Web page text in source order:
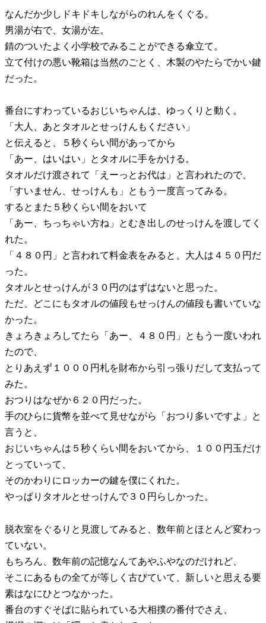
なんだか少しドキドキしながらのれんをくぐる。
男湯が右で、女湯が左。
錆のついたよく小学校でみることができる傘立て。
立て付けの悪い靴箱は当然のごとく、木製のやたらでかい鍵
だった。
番台にすわっているおじいちゃんは、ゆっくりと動く。
「大人、あとタオルとせっけんもください」
と伝えると、５秒くらい間があってから
「あー、はいはい」とタオルに手をかける。
タオルだけ渡されて「えーっとお代は」と言われたので、
「すいません、せっけんも」ともう一度言ってみる。
するとまた５秒くらい間をおいて
「あー、ちっちゃい方ね」とむき出しのせっけんを渡してく
れた。
「４８０円」と言われて料金表をみると、大人は４５０円だ
った。
タオルとせっけんが３０円のはずはないと思った。
ただ、どこにもタオルの値段もせっけんの値段も書いていな
かった。
きょろきょろしてたら「あー、４８０円」ともう一度いわれ
たので、
とりあえず１０００円札を財布から引っ張りだして支払って
みた。
おつりはなぜか６２０円だった。
手のひらに貨幣を並べて見せながら「おつり多いですよ」と
言うと、
おじいちゃんは５秒くらい間をおいてから、１００円玉だけ
とっていって、
そのかわりにロッカーの鍵を僕にくれた。
やっぱりタオルとせっけんで３０円らしかった。
脱衣室をぐるりと見渡してみると、数年前とほとんど変わっ
ていない。
もちろん、数年前の記憶なんてあやふやなのだけれど、
そこにあるもの全てが等しく古びていて、新しいと思える要
素はなにひとつなかった。
番台のすぐそばに貼られている大相撲の番付でさえ、